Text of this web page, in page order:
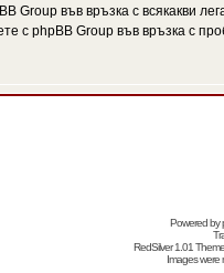
Group във връзка с всякакви
с phpBB Group във връзка с
Powered by
RedSilver 1.01
Images were